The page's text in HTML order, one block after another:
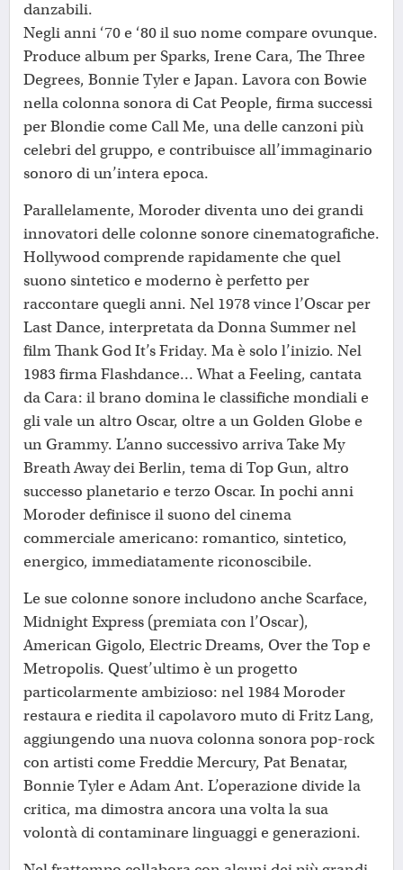
danzabili.
Negli anni ‘70 e ‘80 il suo nome compare ovunque.
Produce album per Sparks, Irene Cara, The Three
Degrees, Bonnie Tyler e Japan. Lavora con Bowie
nella colonna sonora di Cat People, firma successi
per Blondie come Call Me, una delle canzoni più
celebri del gruppo, e contribuisce all’immaginario
sonoro di un’intera epoca.
Parallelamente, Moroder diventa uno dei grandi
innovatori delle colonne sonore cinematografiche.
Hollywood comprende rapidamente che quel
suono sintetico e moderno è perfetto per
raccontare quegli anni. Nel 1978 vince l’Oscar per
Last Dance, interpretata da Donna Summer nel
film Thank God It’s Friday. Ma è solo l’inizio. Nel
1983 firma Flashdance… What a Feeling, cantata
da Cara: il brano domina le classifiche mondiali e
gli vale un altro Oscar, oltre a un Golden Globe e
un Grammy. L’anno successivo arriva Take My
Breath Away dei Berlin, tema di Top Gun, altro
successo planetario e terzo Oscar. In pochi anni
Moroder definisce il suono del cinema
commerciale americano: romantico, sintetico,
energico, immediatamente riconoscibile.
Le sue colonne sonore includono anche Scarface,
Midnight Express (premiata con l’Oscar),
American Gigolo, Electric Dreams, Over the Top e
Metropolis. Quest’ultimo è un progetto
particolarmente ambizioso: nel 1984 Moroder
restaura e riedita il capolavoro muto di Fritz Lang,
aggiungendo una nuova colonna sonora pop-rock
con artisti come Freddie Mercury, Pat Benatar,
Bonnie Tyler e Adam Ant. L’operazione divide la
critica, ma dimostra ancora una volta la sua
volontà di contaminare linguaggi e generazioni.